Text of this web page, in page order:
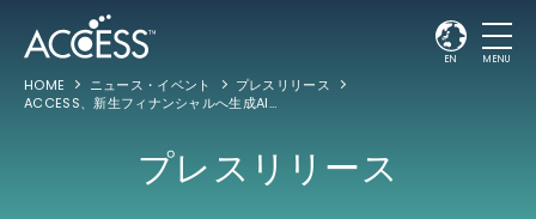
EN MENU
HOME ニュース・イベント
プレスリリース
ACCESS、新生フィナンシャルへ生成AI技術を活用した「社内業務効率化チャットボット」のプロトタイプを開発・提供
プレスリリース